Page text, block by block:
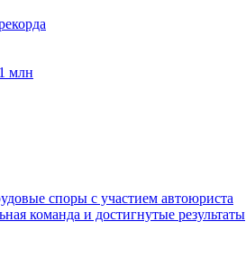
млн
споры с участием автоюриста
команда и достигнутые результаты